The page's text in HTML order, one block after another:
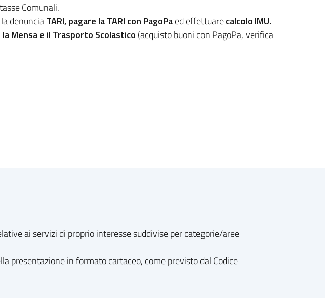
Comunali.
denunciaTARI, pagare la TARI con PagoPaed effettuarecalcolo IMU.
la Mensa e il Trasporto Scolastico (acquisto buoni con PagoPa, verifica
ai servizi di proprio interesse suddivise per categorie/aree
presentazione in formato cartaceo, come previsto dal Codice